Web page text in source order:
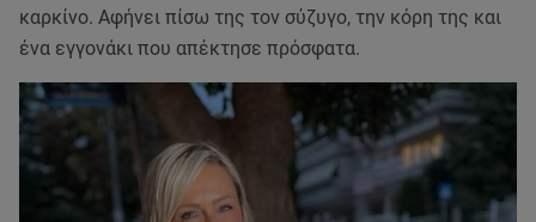
καρκίνο. Αφήνει πίσω της τον σύζυγο, την κόρη της και
ένα εγγονάκι που απέκτησε πρόσφατα.